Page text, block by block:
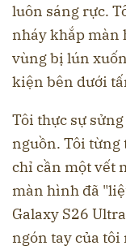
luôn sáng rực.
nháy khắp màn
vùng bị lún
kiện bên dưới
Tôi thực sự
nguồn. Tôi
chỉ cần một vết
màn hình đã
Galaxy S26
ngón tay của tôi